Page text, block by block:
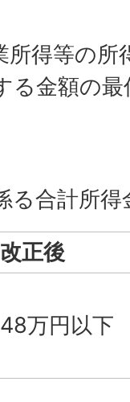
所得等の所
る金額の
る合計所
改正後
48万円以下